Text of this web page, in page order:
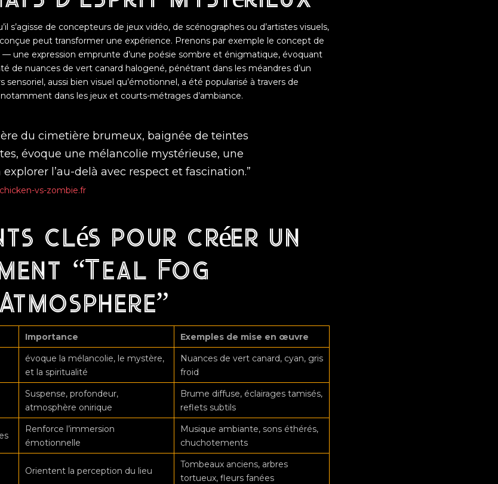
s’agisse de concepteurs de jeux vidéo, de scénographes ou d’artistes visuels,
peut transformer une expérience. Prenons par exemple le concept de
— une expression emprunte d’une poésie sombre et énigmatique, évoquant
de nuances de vert canard halogené, pénétrant dans les méandres d’un
aussi bien visuel qu’émotionnel, a été popularisé à travers de
dans les jeux et courts-métrages d’ambiance.
du cimetière brumeux, baignée de teintes
évoque une mélancolie mystérieuse, une
l’au-delà avec respect et fascination.”
chicken-vs-zombie.fr
clés pour créer un
“Teal Fog
Importance Exemples de mise en œuvre
évoque la mélancolie, le mystère,
et la spiritualité
Nuances de vert canard, cyan, gris
froid
Suspense, profondeur,
atmosphère onirique
Brume diffuse, éclairages tamisés,
reflets subtils
Renforce l’immersion
émotionnelle
Musique ambiante, sons éthérés,
chuchotements
Orientent la perception du lieu
Tombeaux anciens, arbres
tortueux, fleurs fanées